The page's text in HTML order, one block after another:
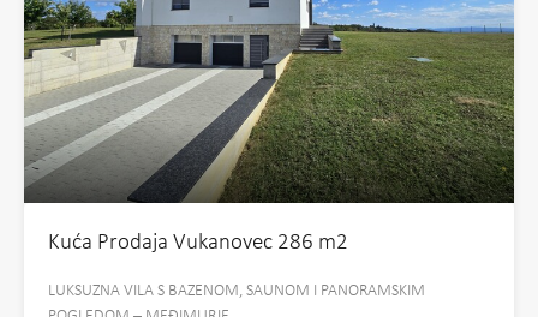
Kuća Prodaja Vukanovec 286 m2
LUKSUZNA VILA S BAZENOM, SAUNOM I PANORAMSKIM